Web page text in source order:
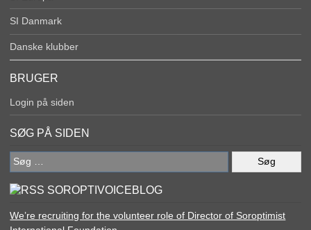
SI Danmark
Danske klubber
BRUGER
Login på siden
SØG PÅ SIDEN
Søg
efter:
SOROPTIVOICEBLOG
We’re recruiting for the volunteer role of Director of Soroptimist